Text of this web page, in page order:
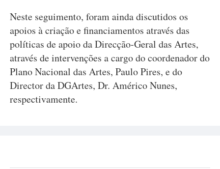
Neste seguimento, foram ainda discutidos os
apoios à criação e financiamentos através das
políticas de apoio da Direcção-Geral das Artes,
através de intervenções a cargo do coordenador do
Plano Nacional das Artes, Paulo Pires, e do
Director da DGArtes, Dr. Américo Nunes,
respectivamente.